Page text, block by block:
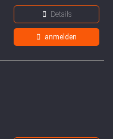
Details
anmelden